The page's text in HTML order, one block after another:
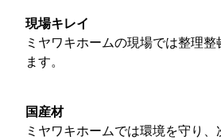
現場キレイ
ミヤワキホームの現場では整理
ます。
国産材
ミヤワキホームでは環境を守り